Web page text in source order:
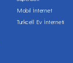
Mobil İnternet
Turkcell Ev İnterneti